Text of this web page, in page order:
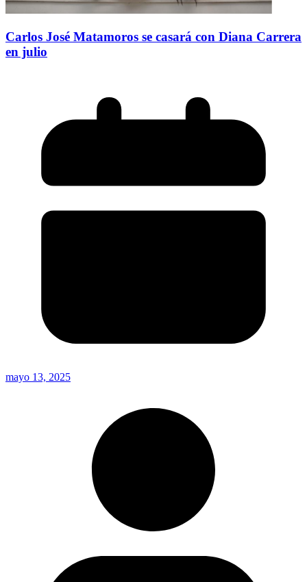
Carlos José Matamoros se casará con Diana Carrera
en julio
mayo 13, 2025